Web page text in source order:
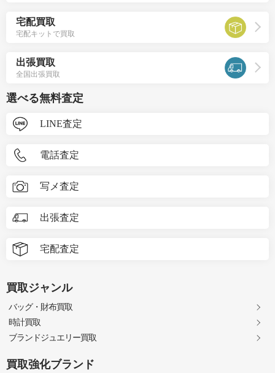
宅配買取
宅配キットで買取
出張買取
全国出張買取
選べる無料査定
LINE査定
電話査定
写メ査定
出張査定
宅配査定
買取ジャンル
バッグ・財布買取
時計買取
ブランドジュエリー買取
買取強化ブランド